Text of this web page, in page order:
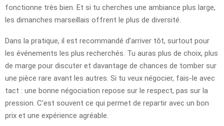
fonctionne très bien. Et si tu cherches une ambiance plus large,
les dimanches marseillais offrent le plus de diversité.
Dans la pratique, il est recommandé d’arriver tôt, surtout pour
les événements les plus recherchés. Tu auras plus de choix, plus
de marge pour discuter et davantage de chances de tomber sur
une pièce rare avant les autres. Si tu veux négocier, fais-le avec
tact : une bonne négociation repose sur le respect, pas sur la
pression. C’est souvent ce qui permet de repartir avec un bon
prix et une expérience agréable.